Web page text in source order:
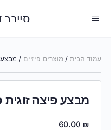
עמוד הבית / מוצרים פיזיים / מבצע
מבצע פיצה זוגית פלוס 2
60.00 ₪